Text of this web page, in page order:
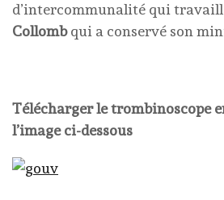
d’intercommunalité qui
Collombqui a conservé son
Télécharger le trombinoscope
l’image ci-dessous